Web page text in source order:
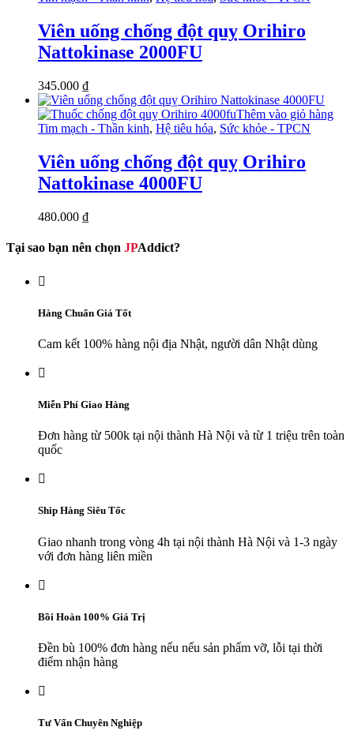
Viên uống chống đột quỵ Orihiro
Nattokinase 2000FU
345.000 ₫
Thêm vào giỏ hàng
Tim mạch - Thần kinh, Hệ tiêu hóa, Sức khỏe - TPCN
Viên uống chống đột quỵ Orihiro
Nattokinase 4000FU
480.000 ₫
Tại sao bạn nên chọn JPAddict?

Hàng Chuẩn Giá Tốt
Cam kết 100% hàng nội địa Nhật, người dân Nhật dùng

Miễn Phí Giao Hàng
Đơn hàng từ 500k tại nội thành Hà Nội và từ 1 triệu trên toàn
quốc

Ship Hàng Siêu Tốc
Giao nhanh trong vòng 4h tại nội thành Hà Nội và 1-3 ngày
với đơn hàng liên miền

Bồi Hoàn 100% Giá Trị
Đền bù 100% đơn hàng nếu nếu sản phẩm vỡ, lỗi tại thời
điểm nhận hàng

Tư Vấn Chuyên Nghiệp